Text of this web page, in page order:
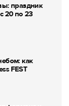
праздник
20 по 23
как
FEST